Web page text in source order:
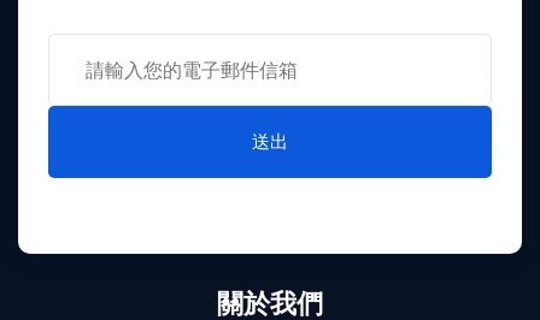
送出
關於我們